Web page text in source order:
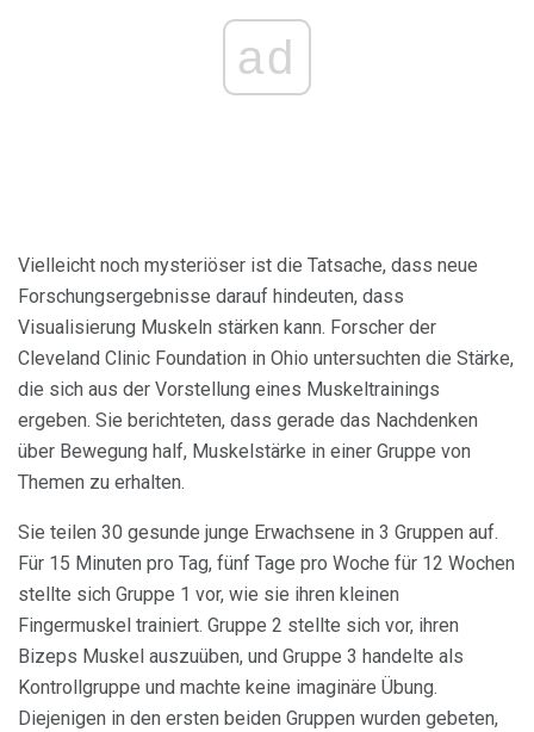
ad
Vielleicht noch mysteriöser ist die Tatsache, dass neue
Forschungsergebnisse darauf hindeuten, dass
Visualisierung Muskeln stärken kann. Forscher der
Cleveland Clinic Foundation in Ohio untersuchten die Stärke,
die sich aus der Vorstellung eines Muskeltrainings
ergeben. Sie berichteten, dass gerade das Nachdenken
über Bewegung half, Muskelstärke in einer Gruppe von
Themen zu erhalten.
Sie teilen 30 gesunde junge Erwachsene in 3 Gruppen auf.
Für 15 Minuten pro Tag, fünf Tage pro Woche für 12 Wochen
stellte sich Gruppe 1 vor, wie sie ihren kleinen
Fingermuskel trainiert. Gruppe 2 stellte sich vor, ihren
Bizeps Muskel auszuüben, und Gruppe 3 handelte als
Kontrollgruppe und machte keine imaginäre Übung.
Diejenigen in den ersten beiden Gruppen wurden gebeten,